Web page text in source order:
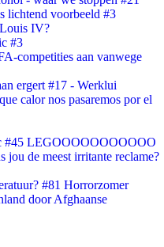
lichtend voorbeeld #3
IV?
#3
competities aan vanwege
ergert #17 - Werklui
calor nos pasaremos por el
#45 LEGOOOOOOOOOOO
jou de meest irritante reclame?
#81 Horrorzomer
door Afghaanse